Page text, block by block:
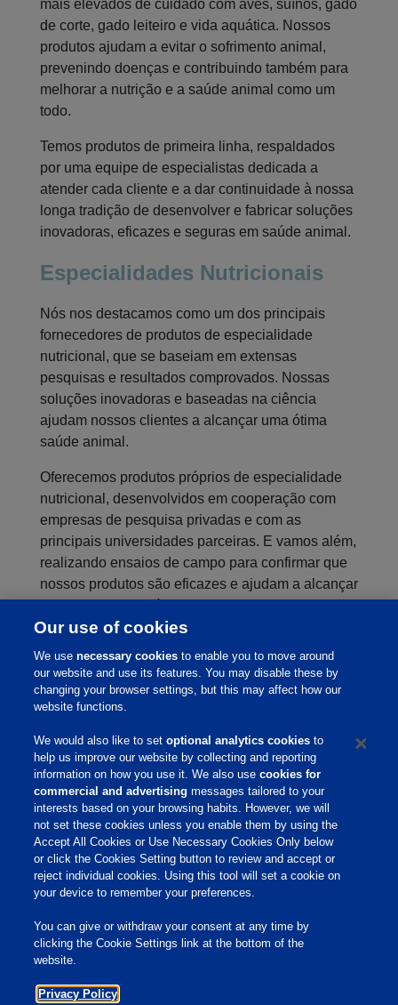
mais elevados de cuidado com aves, suínos, gado
de corte, gado leiteiro e vida aquática. Nossos
produtos ajudam a evitar o sofrimento animal,
prevenindo doenças e contribuindo também para
melhorar a nutrição e a saúde animal como um
todo.
Temos produtos de primeira linha, respaldados
por uma equipe de especialistas dedicada a
atender cada cliente e a dar continuidade à nossa
longa tradição de desenvolver e fabricar soluções
inovadoras, eficazes e seguras em saúde animal.
Especialidades Nutricionais
Nós nos destacamos como um dos principais
fornecedores de produtos de especialidade
nutricional, que se baseiam em extensas
pesquisas e resultados comprovados. Nossas
soluções inovadoras e baseadas na ciência
ajudam nossos clientes a alcançar uma ótima
saúde animal.
Oferecemos produtos próprios de especialidade
nutricional, desenvolvidos em cooperação com
empresas de pesquisa privadas e com as
principais universidades parceiras. E vamos além,
realizando ensaios de campo para confirmar que
nossos produtos são eficazes e ajudam a alcançar
Ver Produtos
Home
Sobre a Phibro
Produtos e Serviços
Our use of cookies
We usenecessary cookies to enable you to move around
our website and use its features. You may disable these by
changing your browser settings, but this may affect how our
website functions.
We would also like to setoptional analytics cookies to
help us improve our website by collecting and reporting
information on how you use it. We also usecookies for
commercial and advertising messages tailored to your
interests based on your browsing habits. However, we will
not set these cookies unless you enable them by using the
Accept All Cookies or Use Necessary Cookies Only below
or click the Cookies Setting button to review and accept or
reject individual cookies. Using this tool will set a cookie on
your device to remember your preferences.
You can give or withdraw your consent at any time by
clicking the Cookie Settings link at the bottom of the
website.
Privacy Policy